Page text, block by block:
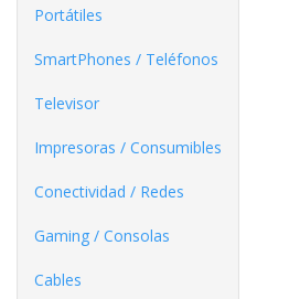
Portátiles
SmartPhones / Teléfonos
Televisor
Impresoras / Consumibles
Conectividad / Redes
Gaming / Consolas
Cables